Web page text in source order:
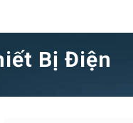
Bị Điện